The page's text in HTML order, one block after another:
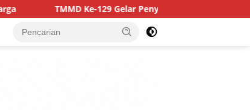
Penyuluhan Wasbang dan Hukum, Tanamkan